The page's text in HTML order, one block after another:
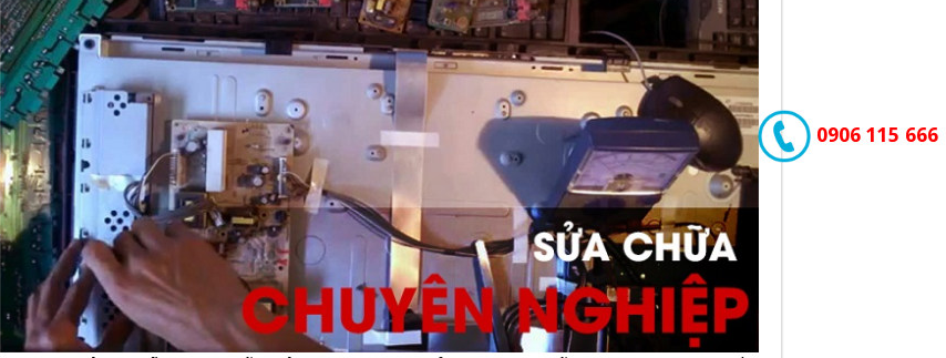
0906 115 666